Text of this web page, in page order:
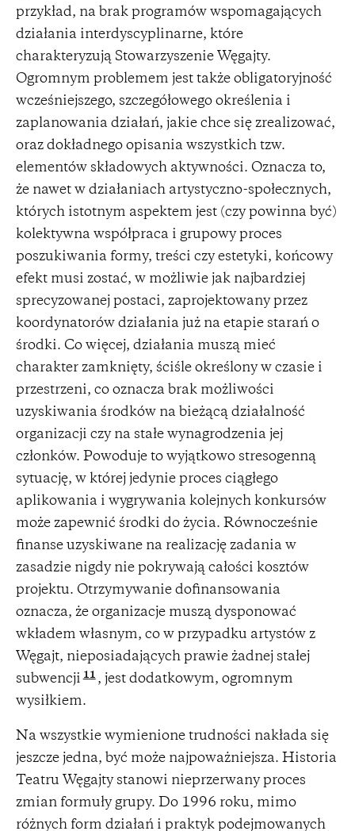
przykład, na brak programów wspomagających
działania interdyscyplinarne, które
charakteryzują Stowarzyszenie Węgajty.
Ogromnym problemem jest także obligatoryjność
wcześniejszego, szczegółowego określenia i
zaplanowania działań, jakie chce się zrealizować,
oraz dokładnego opisania wszystkich tzw.
elementów składowych aktywności. Oznacza to,
że nawet w działaniach artystyczno-społecznych,
których istotnym aspektem jest (czy powinna być)
kolektywna współpraca i grupowy proces
poszukiwania formy, treści czy estetyki, końcowy
efekt musi zostać, w możliwie jak najbardziej
sprecyzowanej postaci, zaprojektowany przez
koordynatorów działania już na etapie starań o
środki. Co więcej, działania muszą mieć
charakter zamknięty, ściśle określony w czasie i
przestrzeni, co oznacza brak możliwości
uzyskiwania środków na bieżącą działalność
organizacji czy na stałe wynagrodzenia jej
członków. Powoduje to wyjątkowo stresogenną
sytuację, w której jedynie proces ciągłego
aplikowania i wygrywania kolejnych konkursów
może zapewnić środki do życia. Równocześnie
finanse uzyskiwane na realizację zadania w
zasadzie nigdy nie pokrywają całości kosztów
projektu. Otrzymywanie dofinansowania
oznacza, że organizacje muszą dysponować
wkładem własnym, co w przypadku artystów z
Węgajt, nieposiadających prawie żadnej stałej
subwencji 11 , jest dodatkowym, ogromnym
wysiłkiem.
Na wszystkie wymienione trudności nakłada się
jeszcze jedna, być może najpoważniejsza. Historia
Teatru Węgajty stanowi nieprzerwany proces
zmian formuły grupy. Do 1996 roku, mimo
różnych form działań i praktyk podejmowanych